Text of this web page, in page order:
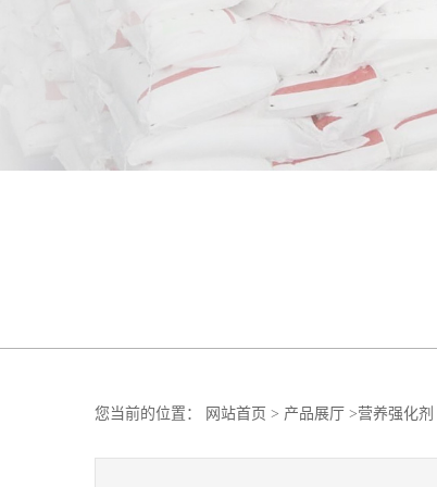
您当前的位置： 网站首页 > 产品展厅 >营养强化剂